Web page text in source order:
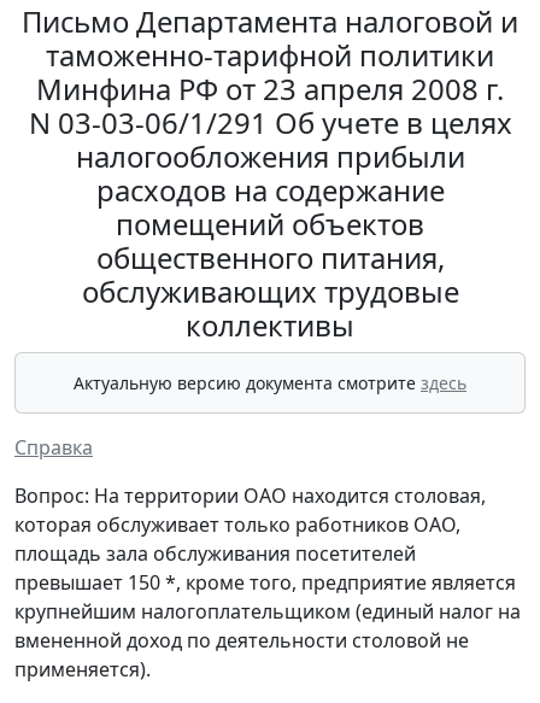
Письмо Департамента налоговой и
таможенно-тарифной политики
Минфина РФ от 23 апреля 2008 г.
N 03-03-06/1/291 Об учете в целях
налогообложения прибыли
расходов на содержание
помещений объектов
общественного питания,
обслуживающих трудовые
коллективы
Актуальную версию документа смотрите здесь
Справка
Вопрос: На территории ОАО находится столовая,
которая обслуживает только работников ОАО,
площадь зала обслуживания посетителей
превышает 150 *, кроме того, предприятие является
крупнейшим налогоплательщиком (единый налог на
вмененной доход по деятельности столовой не
применяется).